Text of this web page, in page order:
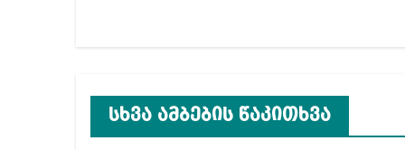
სხვა ამბების წაკითხვა